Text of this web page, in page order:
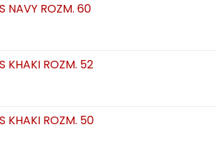
NAVY ROZM. 60
KHAKI ROZM. 52
KHAKI ROZM. 50